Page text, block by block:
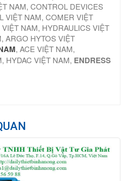
NAM, CONTROL DEVICES
VIỆT NAM, COMER VIỆT
NAM, HYDRAULICS VIỆT
ARGO HYTOS VIỆT
, ACE VIỆT NAM,
HYDAC VIỆT NAM, ENDRESS